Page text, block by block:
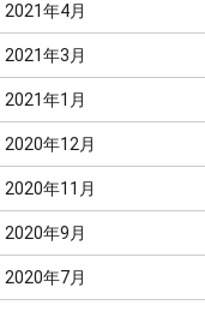
2021年4月
2021年3月
2021年1月
2020年12月
2020年11月
2020年9月
2020年7月